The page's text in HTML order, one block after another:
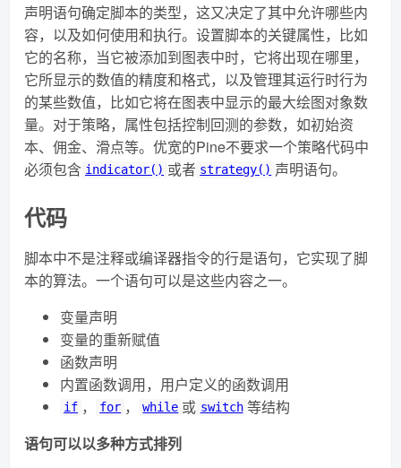
声明语句确定脚本的类型，这又决定了其中允许哪些内
容，以及如何使用和执行。设置脚本的关键属性，比如
它的名称，当它被添加到图表中时，它将出现在哪里，
它所显示的数值的精度和格式，以及管理其运行时行为
的某些数值，比如它将在图表中显示的最大绘图对象数
量。对于策略，属性包括控制回测的参数，如初始资
本、佣金、滑点等。优宽的Pine不要求一个策略代码中
必须包含 indicator() 或者 strategy() 声明语句。
代码
脚本中不是注释或编译器指令的行是语句，它实现了脚
本的算法。一个语句可以是这些内容之一。
变量声明
变量的重新赋值
函数声明
内置函数调用，用户定义的函数调用
if ， for ， while 或 switch 等结构
语句可以以多种方式排列